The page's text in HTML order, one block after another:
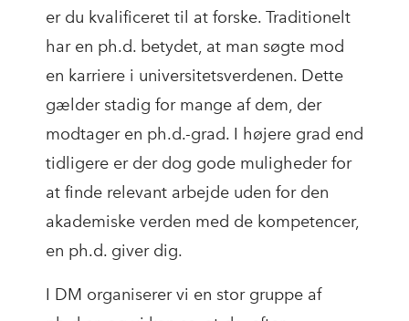
er du kvalificeret til at forske. Traditionelt
har en ph.d. betydet, at man søgte mod
en karriere i universitetsverdenen. Dette
gælder stadig for mange af dem, der
modtager en ph.d.-grad. I højere grad end
tidligere er der dog gode muligheder for
at finde relevant arbejde uden for den
akademiske verden med de kompetencer,
en ph.d. giver dig.
I DM organiserer vi en stor gruppe af